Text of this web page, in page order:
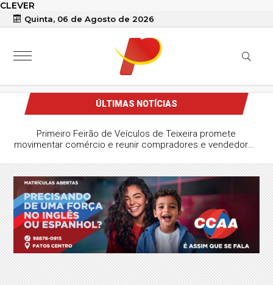
CLEVER
Quinta, 06 de Agosto de 2026
ÚLTIMAS NOTÍCIAS
Primeiro Feirão de Veículos de Teixeira promete
movimentar comércio e reunir compradores e vendedores